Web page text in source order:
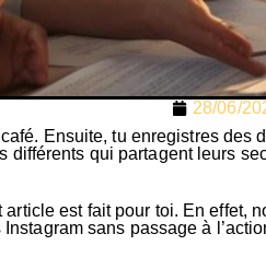
28/06/
Ensuite, tu enregistres
qui partagent leurs
est fait pour toi. En effet,
sans passage à